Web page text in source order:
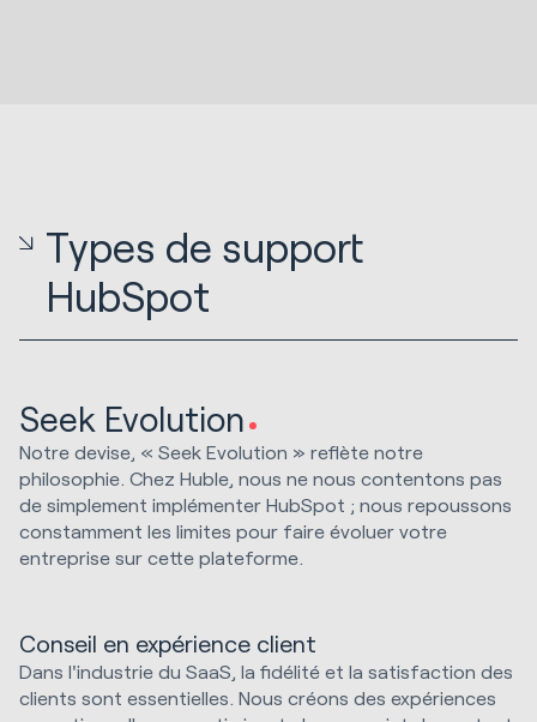
Types de support
HubSpot
Seek Evolution
Notre devise, « Seek Evolution » reflète notre
philosophie. Chez Huble, nous ne nous contentons pas
de simplement implémenter HubSpot ; nous repoussons
constamment les limites pour faire évoluer votre
entreprise sur cette plateforme.
Conseil en expérience client
Dans l'industrie du SaaS, la fidélité et la satisfaction des
clients sont essentielles. Nous créons des expériences